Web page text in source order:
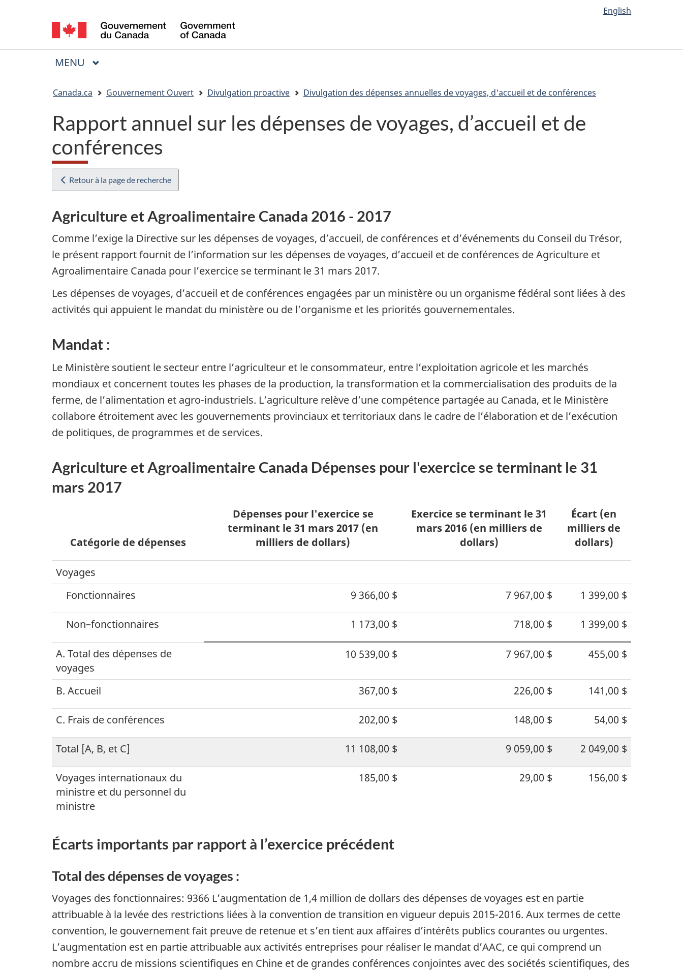
principal
sujet
version
de
la
langue
English
of
Menu
MENU PRINCIPAL
Canada.ca Gouvernement Ouvert Divulgation proactive Divulgation des dépenses annuelles de voyages, d'accueil et de conférences
Rapport annuel sur les dépenses de voyages, d’accueil et de
conférences
Retour à la page de recherche
Agriculture et Agroalimentaire Canada 2016 - 2017
Comme l’exige la Directive sur les dépenses de voyages, d’accueil, de conférences et d’événements du Conseil du Trésor,
le présent rapport fournit de l’information sur les dépenses de voyages, d’accueil et de conférences de Agriculture et
Agroalimentaire Canada pour l’exercice se terminant le 31 mars 2017.
Les dépenses de voyages, d’accueil et de conférences engagées par un ministère ou un organisme fédéral sont liées à des
activités qui appuient le mandat du ministère ou de l’organisme et les priorités gouvernementales.
Mandat :
Le Ministère soutient le secteur entre l’agriculteur et le consommateur, entre l’exploitation agricole et les marchés
mondiaux et concernent toutes les phases de la production, la transformation et la commercialisation des produits de la
ferme, de l’alimentation et agro-industriels. L’agriculture relève d’une compétence partagée au Canada, et le Ministère
collabore étroitement avec les gouvernements provinciaux et territoriaux dans le cadre de l’élaboration et de l’exécution
de politiques, de programmes et de services.
Agriculture et Agroalimentaire Canada Dépenses pour l'exercice se terminant le 31
mars 2017
Dépenses
voyages,
d’accueil
et
de
conférences
Catégorie de dépenses
Dépenses pour l'exercice se
terminant le 31 mars 2017 (en
milliers de dollars)
Exercice se terminant le 31
mars 2016 (en milliers de
dollars)
Écart (en
milliers de
dollars)
Voyages
Fonctionnaires
9 366,00 $ 7 967,00 $ 1 399,00 $
Non–fonctionnaires 1 173,00 $ 718,00 $ 1 399,00 $
A. Total des dépenses de
voyages
10 539,00 $ 7 967,00 $ 455,00 $
B. Accueil 367,00 $ 226,00 $ 141,00 $
C. Frais de conférences 202,00 $ 148,00 $ 54,00 $
Total [A, B, et C] 11 108,00 $ 9 059,00 $ 2 049,00 $
Voyages internationaux du
ministre et du personnel du
ministre
185,00 $ 29,00 $ 156,00 $
Écarts importants par rapport à l’exercice précédent
Total des dépenses de voyages :
Voyages des fonctionnaires: 9366 L’augmentation de 1,4 million de dollars des dépenses de voyages est en partie
attribuable à la levée des restrictions liées à la convention de transition en vigueur depuis 2015-2016. Aux termes de cette
convention, le gouvernement fait preuve de retenue et s’en tient aux affaires d’intérêts publics courantes ou urgentes.
L’augmentation est en partie attribuable aux activités entreprises pour réaliser le mandat d’AAC, ce qui comprend un
nombre accru de missions scientifiques en Chine et de grandes conférences conjointes avec des sociétés scientifiques, des